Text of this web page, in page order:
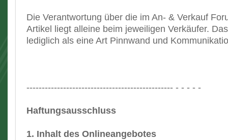
Die Verantwortung über die im An- & Verkauf
Artikel liegt alleine beim jeweiligen Verkäufer.
lediglich als eine Art Pinnwand und
------------------------------------------------ - - - - -
Haftungsausschluss
1. Inhalt des Onlineangebotes